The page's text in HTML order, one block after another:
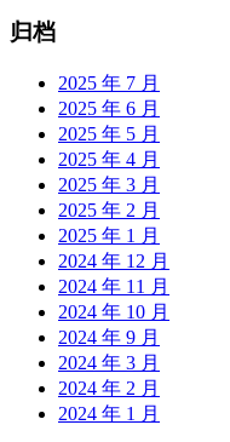
归档
2025 年 7 月
2025 年 6 月
2025 年 5 月
2025 年 4 月
2025 年 3 月
2025 年 2 月
2025 年 1 月
2024 年 12 月
2024 年 11 月
2024 年 10 月
2024 年 9 月
2024 年 3 月
2024 年 2 月
2024 年 1 月